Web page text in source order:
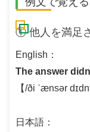
① 他人を満足
English：
The answer
【/ði ˈænsər
日本語：